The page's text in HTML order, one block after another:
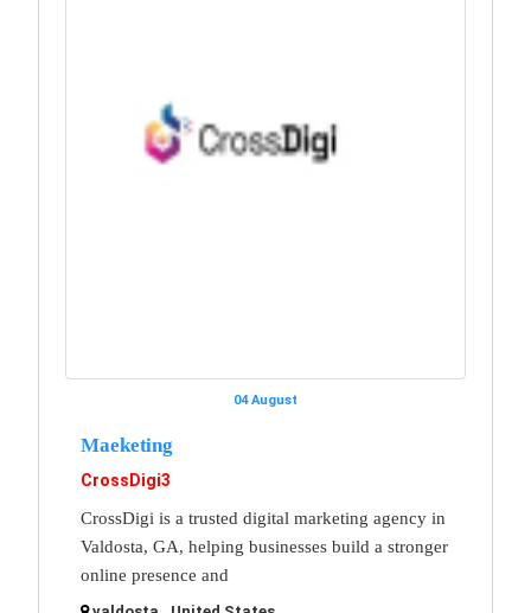
04 August
Maeketing
CrossDigi3
CrossDigi is a trusted digital marketing agency in
Valdosta, GA, helping businesses build a stronger
online presence and